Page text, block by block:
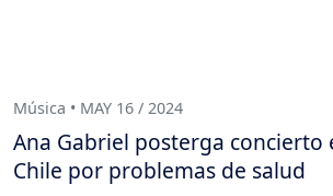
Música • MAY 16 / 2024
Ana Gabriel posterga concierto
Chile por problemas de salud